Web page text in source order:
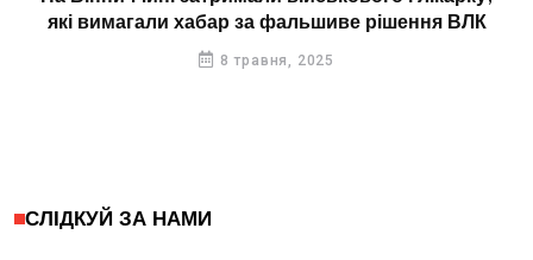
які вимагали хабар за фальшиве рішення ВЛК
8 травня, 2025
СЛІДКУЙ ЗА НАМИ